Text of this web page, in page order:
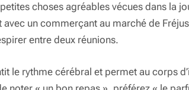
choses agréables vécues dans la
un commerçant au marché de
entre deux réunions.
le rythme cérébral et permet au corps